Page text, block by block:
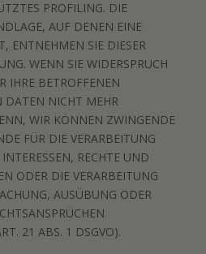
PROFILING. DIE
AUF DENEN EINE
ENTNEHMEN SIE DIESER
WENN SIE WIDERSPRUCH
IHRE BETROFFENEN
DATEN NICHT MEHR
WIR KÖNNEN ZWINGENDE
FÜR DIE VERARBEITUNG
RECHTE UND
ODER DIE VERARBEITUNG
AUSÜBUNG ODER
21 ABS. 1 DSGVO).